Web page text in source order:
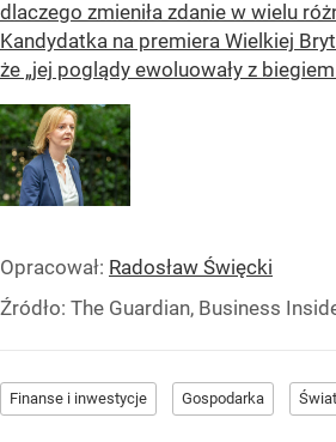
dlaczego zmieniła zdanie w wielu
Kandydatka na premiera Wielkiej
że „jej poglądy ewoluowały z biegiem
Opracował: Radosław Święcki
Źródło: The Guardian, Business
Finanse i inwestycje Gospodarka Świat